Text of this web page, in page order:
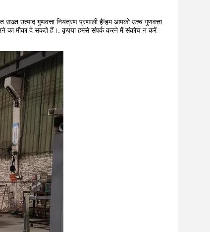
सख्त उत्पाद गुणवत्ता नियंत्रण प्रणाली है!हम आपको उच्च गुणवत्ता
का मौका दे सकते हैं।. कृपया हमसे संपर्क करने में संकोच न करें